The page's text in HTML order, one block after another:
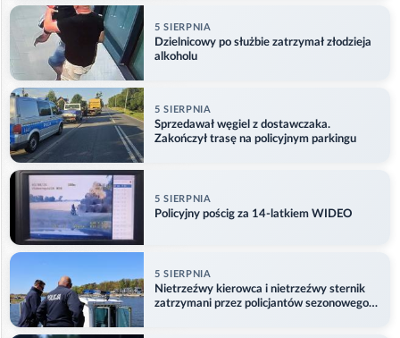
5 SIERPNIA
Dzielnicowy po służbie zatrzymał złodzieja
alkoholu
5 SIERPNIA
Sprzedawał węgiel z dostawczaka.
Zakończył trasę na policyjnym parkingu
5 SIERPNIA
Policyjny pościg za 14-latkiem WIDEO
5 SIERPNIA
Nietrzeźwy kierowca i nietrzeźwy sternik
zatrzymani przez policjantów sezonowego